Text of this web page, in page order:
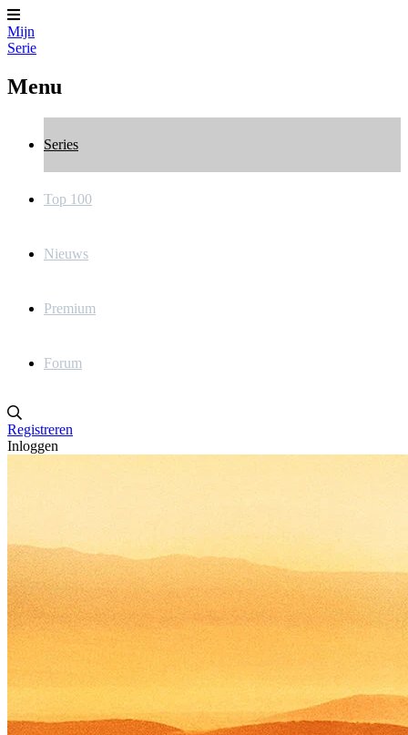
Mijn
Serie
Menu
Series
Top 100
Nieuws
Premium
Forum
Registreren
Inloggen